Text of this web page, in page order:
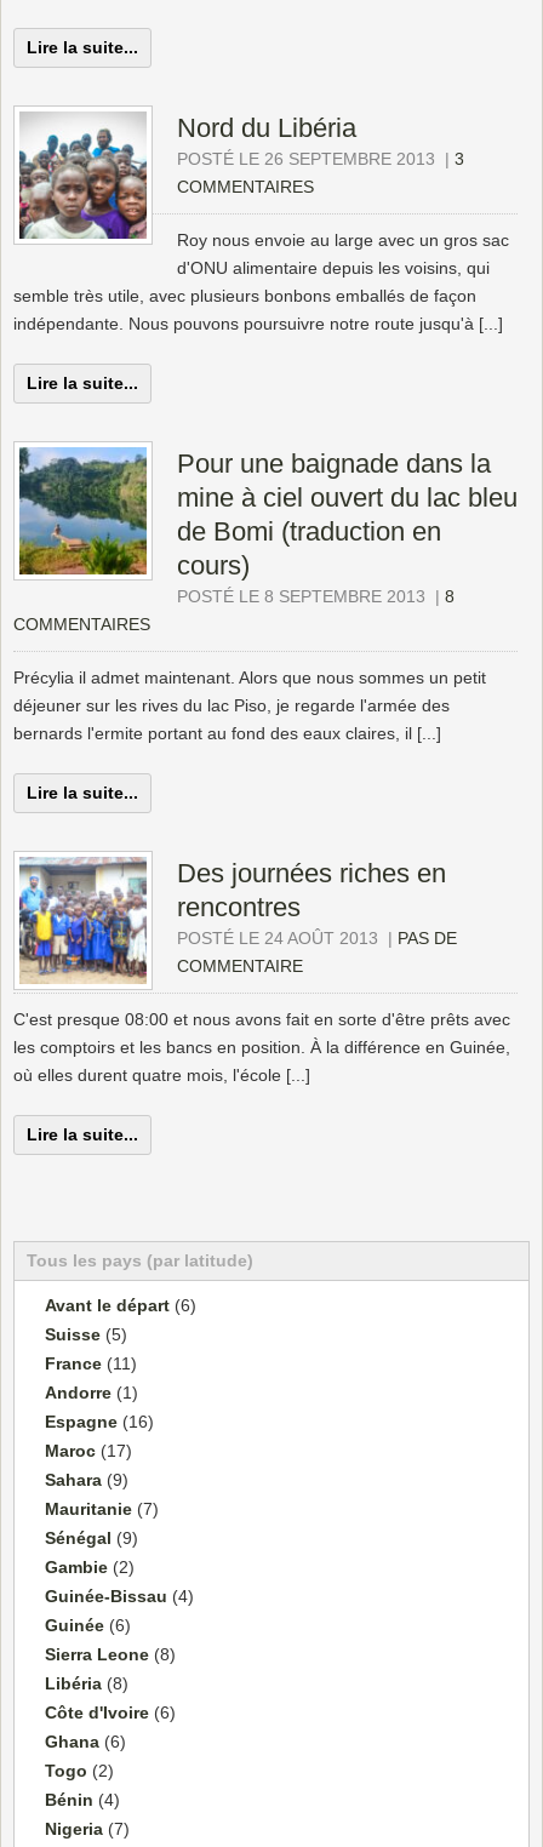
Lire la suite...
Nord du Libéria
POSTÉ LE 26 SEPTEMBRE 2013 | 3
COMMENTAIRES
Roy nous envoie au large avec un gros sac
d'ONU alimentaire depuis les voisins, qui
semble très utile, avec plusieurs bonbons emballés de façon
indépendante. Nous pouvons poursuivre notre route jusqu'à [...]
Lire la suite...
Pour une baignade dans la
mine à ciel ouvert du lac bleu
de Bomi (traduction en
cours)
POSTÉ LE 8 SEPTEMBRE 2013 | 8
COMMENTAIRES
Précylia il admet maintenant. Alors que nous sommes un petit
déjeuner sur les rives du lac Piso, je regarde l'armée des
bernards l'ermite portant au fond des eaux claires, il [...]
Lire la suite...
Des journées riches en
rencontres
POSTÉ LE 24 AOÛT 2013 | PAS DE
COMMENTAIRE
C'est presque 08:00 et nous avons fait en sorte d'être prêts avec
les comptoirs et les bancs en position. À la différence en Guinée,
où elles durent quatre mois, l'école [...]
Lire la suite...
Tous les pays (par latitude)
Avant le départ (6)
Suisse (5)
France (11)
Andorre (1)
Espagne (16)
Maroc (17)
Sahara (9)
Mauritanie (7)
Sénégal (9)
Gambie (2)
Guinée-Bissau (4)
Guinée (6)
Sierra Leone (8)
Libéria (8)
Côte d'Ivoire (6)
Ghana (6)
Togo (2)
Bénin (4)
Nigeria (7)